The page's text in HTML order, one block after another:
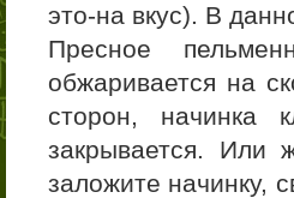
это-на вкус). В
Пресное
обжаривается на
сторон, начинка
закрывается. Или
заложите начинку,